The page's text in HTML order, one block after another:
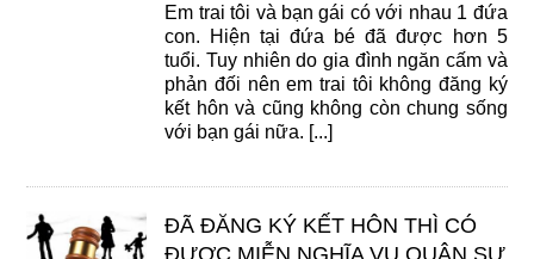
Em trai tôi và bạn gái có với nhau 1 đứa
con. Hiện tại đứa bé đã được hơn 5
tuổi. Tuy nhiên do gia đình ngăn cấm và
phản đối nên em trai tôi không đăng ký
kết hôn và cũng không còn chung sống
với bạn gái nữa. [...]
ĐÃ ĐĂNG KÝ KẾT HÔN THÌ CÓ
ĐƯỢC MIỄN NGHĨA VỤ QUÂN SỰ